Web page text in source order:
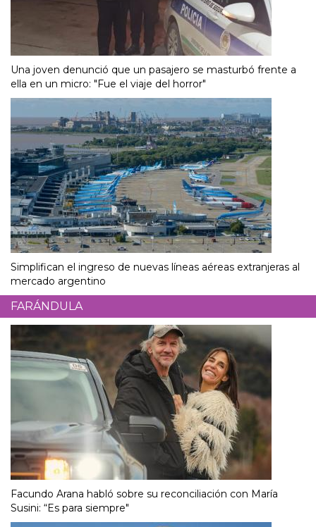
Una joven denunció que un pasajero se masturbó frente a
ella en un micro: "Fue el viaje del horror"
Simplifican el ingreso de nuevas líneas aéreas extranjeras al
mercado argentino
FARÁNDULA
Facundo Arana habló sobre su reconciliación con María
Susini: “Es para siempre"